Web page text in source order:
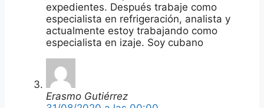
expedientes. Después trabaje como
especialista en refrigeración, analista y
actualmente estoy trabajando como
especialista en izaje. Soy cubano
Erasmo Gutiérrez